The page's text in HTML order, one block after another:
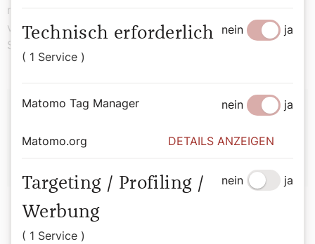
mit verlockender Zuckerglasur. Und Woifi würde stolz
vor die Mikros treten und verkünden: „Lädies and
Schentelmen: Austria smells like … Punschkrapferl!“
Autor:
Technisch erforderlich
( 1 Service )
nein ja
Matomo Tag Manager nein ja
Matomo.org DETAILS ANZEIGEN
Targeting / Profiling /
Werbung
( 1 Service )
nein ja